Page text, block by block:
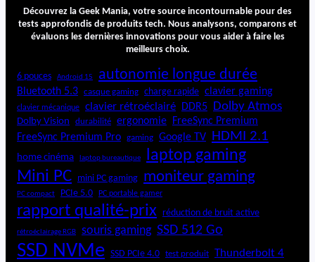
m
a
n
Découvrez la Geek Mania, votre source incontournable pour des
tests approfondis de produits tech. Nous analysons, comparons et
évaluons les dernières innovations pour vous aider à faire les
meilleurs choix.
6 pouces Android 15 autonomie longue durée
Bluetooth 5.3 casque gaming charge rapide clavier gaming
clavier mécanique clavier rétroéclairé DDR5 Dolby Atmos
Dolby Vision durabilité ergonomie
FreeSync Premium
FreeSync Premium Pro
gaming Google TV HDMI 2.1
home cinéma laptop bureautique laptop gaming
Mini PC mini PC gaming moniteur gaming
PC compact PCIe 5.0 PC portable gamer
rapport qualité-prix réduction de bruit active
rétroéclairage RGB souris gaming SSD 512 Go
SSD NVMe SSD PCIe 4.0 test produit Thunderbolt 4